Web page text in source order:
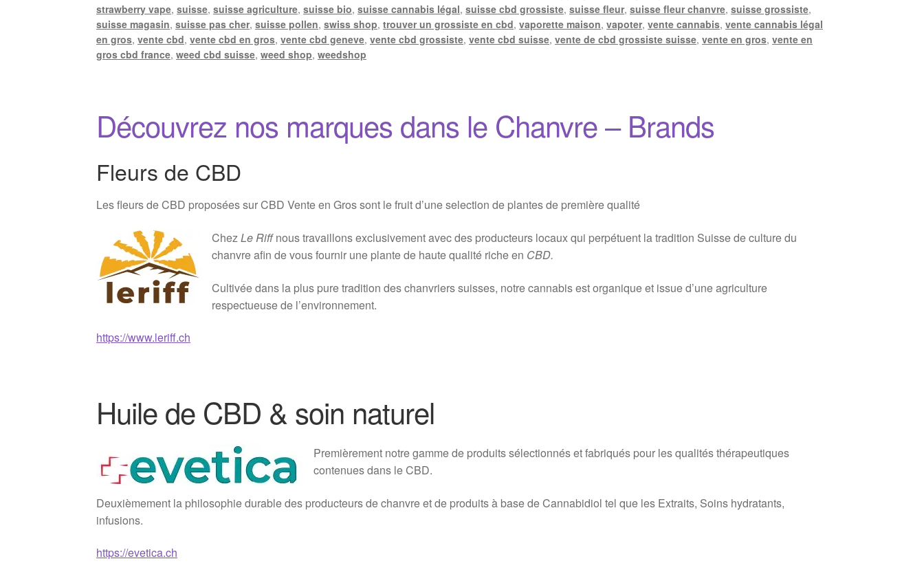
strawberry vape,suisse,suisse agriculture,suisse bio,suisse cannabis légal,suisse cbd grossiste,suisse fleur,suisse fleur chanvre,suisse grossiste,
suisse magasin,suisse pas cher,suisse pollen,swiss shop,trouver un grossiste en cbd,vaporette maison,vapoter,vente cannabis,vente cannabis légal
en gros,vente cbd,vente cbd en gros,vente cbd geneve,vente cbd grossiste,vente cbd suisse,vente de cbd grossiste suisse,vente en gros,vente en
gros cbd france,weed cbd suisse,weed shop,weedshop
Découvrez nos marques dans le Chanvre – Brands
Fleurs de CBD
Les fleurs de CBD proposées sur CBD Vente en Gros sont le fruit d’une selection de plantes de première qualité
ChezLe Riffnous travaillons exclusivement avec des producteurs locaux qui perpétuent la tradition Suisse de culture du
chanvre afin de vous fournir une plante de haute qualité riche en CBD.
Cultivée dans la plus pure tradition des chanvriers suisses, notre cannabis est organique et issue d’une agriculture
respectueuse de l’environnement.
https://www.leriff.ch
Huile de CBD & soin naturel
Premièrement notre gamme de produits sélectionnés et fabriqués pour les qualités thérapeutiques
contenues dans le CBD.
Deuxièmement la philosophie durable des producteurs de chanvre et de produits à base de Cannabidiol tel que les Extraits, Soins hydratants,
infusions.
https://evetica.ch